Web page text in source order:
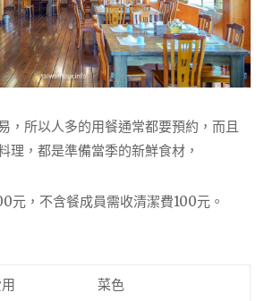
，所以人多的用餐通常都要預約，而且
理，都是準備當季的新鮮食材，
元，不含餐成員需收清潔費100元。
菜色